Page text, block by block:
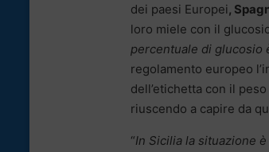
dei paesi Europei,
loro miele con il
percentuale di glucosio
regolamento europeo
dell’etichetta con il
riuscendo a capire da
“In Sicilia la situazione